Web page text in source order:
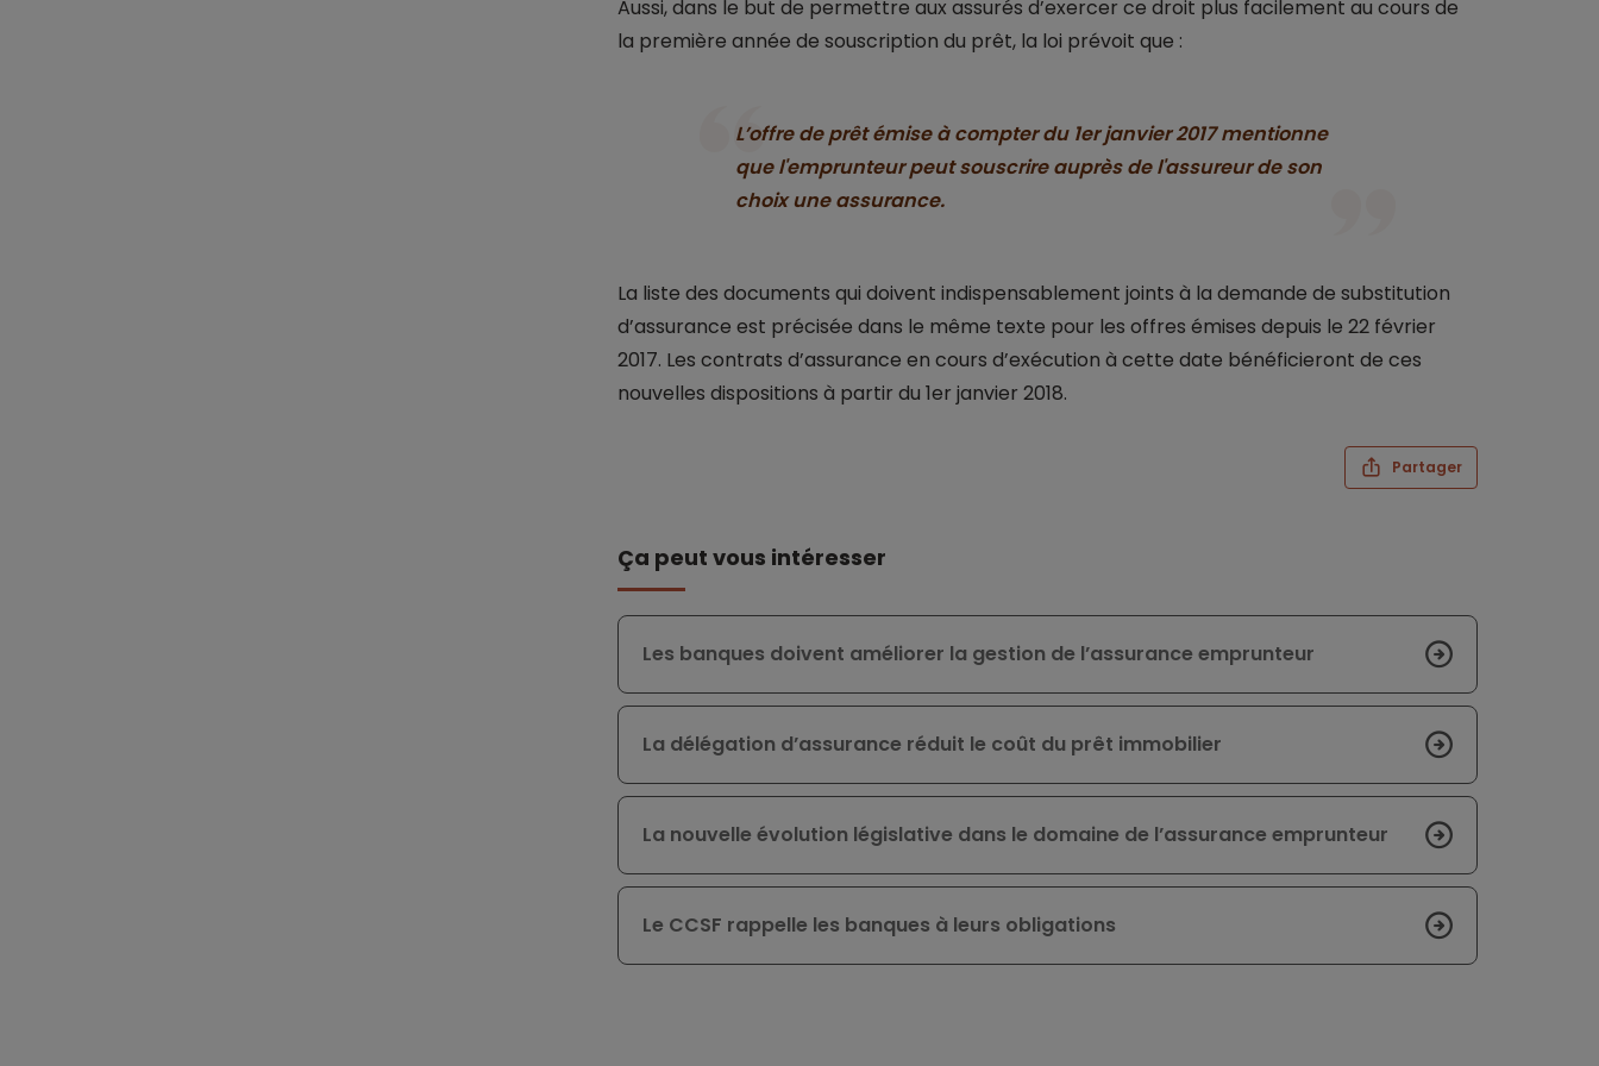
Aussi, dans le but de permettre aux assurés d’exercer ce droit plus facilement au cours de
la première année de souscription du prêt, la loi prévoit que :
L’offre de prêt émise à compter du 1er janvier 2017 mentionne
que l'emprunteur peut souscrire auprès de l'assureur de son
choix une assurance.
La liste des documents qui doivent indispensablement joints à la demande de substitution
d’assurance est précisée dans le même texte pour les offres émises depuis le 22 février
2017. Les contrats d’assurance en cours d’exécution à cette date bénéficieront de ces
nouvelles dispositions à partir du 1er janvier 2018.
Partager
Ça peut vous intéresser
Les banques doivent améliorer la gestion de l’assurance emprunteur
La délégation d’assurance réduit le coût du prêt immobilier
La nouvelle évolution législative dans le domaine de l’assurance emprunteur
Le CCSF rappelle les banques à leurs obligations